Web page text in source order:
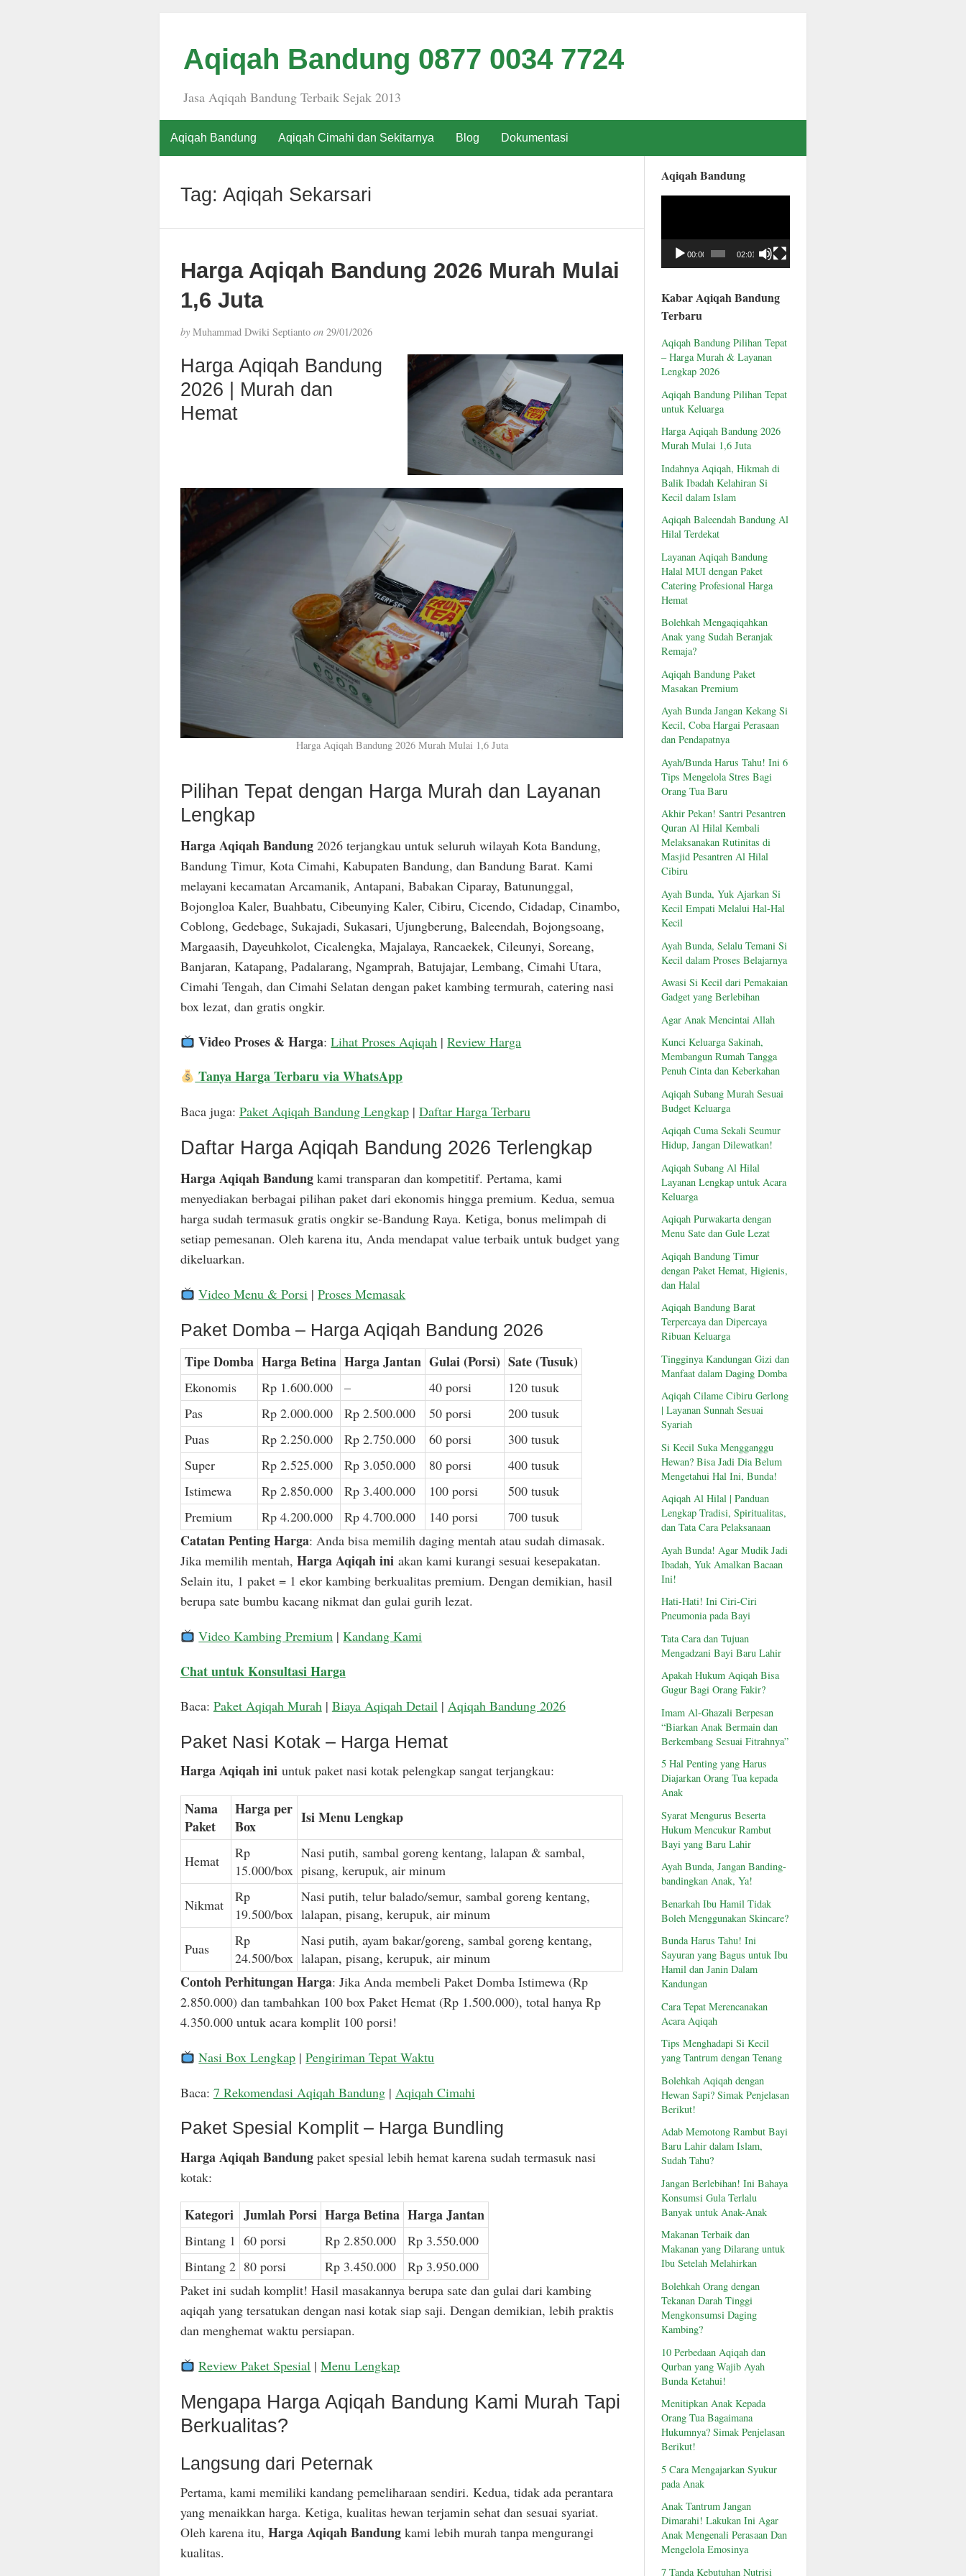
Aqiqah Bandung 0877 0034 7724
Jasa Aqiqah Bandung Terbaik Sejak 2013
Aqiqah Bandung Aqiqah Cimahi dan Sekitarnya Blog Dokumentasi
Tag: Aqiqah Sekarsari
Harga Aqiqah Bandung 2026 Murah Mulai
1,6 Juta
byMuhammad Dwiki Septianto on29/01/2026
Harga Aqiqah Bandung
2026 | Murah dan
Hemat
Harga Aqiqah Bandung 2026 Murah Mulai 1,6 Juta
Pilihan Tepat dengan Harga Murah dan Layanan
Lengkap
Harga Aqiqah Bandung2026 terjangkau untuk seluruh wilayah Kota Bandung,
Bandung Timur, Kota Cimahi, Kabupaten Bandung, dan Bandung Barat. Kami
melayani kecamatan Arcamanik, Antapani, Babakan Ciparay, Batununggal,
Bojongloa Kaler, Buahbatu, Cibeunying Kaler, Cibiru, Cicendo, Cidadap, Cinambo,
Coblong, Gedebage, Sukajadi, Sukasari, Ujungberung, Baleendah, Bojongsoang,
Margaasih, Dayeuhkolot, Cicalengka, Majalaya, Rancaekek, Cileunyi, Soreang,
Banjaran, Katapang, Padalarang, Ngamprah, Batujajar, Lembang, Cimahi Utara,
Cimahi Tengah, dan Cimahi Selatan dengan paket kambing termurah, catering nasi
box lezat, dan gratis ongkir.
Video Proses & Harga:Lihat Proses Aqiqah |Review Harga
Tanya Harga Terbaru via WhatsApp
Baca juga: Paket Aqiqah Bandung Lengkap| Daftar Harga Terbaru
Daftar Harga Aqiqah Bandung 2026 Terlengkap
Harga Aqiqah Bandungkami transparan dan kompetitif. Pertama, kami
menyediakan berbagai pilihan paket dari ekonomis hingga premium. Kedua, semua
harga sudah termasuk gratis ongkir se-Bandung Raya. Ketiga, bonus melimpah di
setiap pemesanan. Oleh karena itu, Anda mendapat value terbaik untuk budget yang
dikeluarkan.
Video Menu & Porsi |Proses Memasak
Paket Domba – Harga Aqiqah Bandung 2026
Tipe Domba Harga Betina Harga Jantan Gulai (Porsi) Sate (Tusuk)
Ekonomis Rp 1.600.000 – 40 porsi
120 tusuk
Pas
Rp 2.000.000 Rp 2.500.000 50 porsi
200 tusuk
Puas
Rp 2.250.000 Rp 2.750.000 60 porsi
300 tusuk
Super
Rp 2.525.000 Rp 3.050.000 80 porsi
400 tusuk
Istimewa
Rp 2.850.000 Rp 3.400.000 100 porsi
500 tusuk
Premium
Rp 4.200.000 Rp 4.700.000 140 porsi 700 tusuk
Catatan Penting Harga: Anda bisa memilih daging mentah atau sudah dimasak.
Jika memilih mentah, Harga Aqiqah iniakan kami kurangi sesuai kesepakatan.
Selain itu, 1 paket = 1 ekor kambing berkualitas premium. Dengan demikian, hasil
berupa sate bumbu kacang nikmat dan gulai gurih lezat.
Video Kambing Premium |Kandang Kami
Chat untuk Konsultasi Harga
Baca: Paket Aqiqah Murah| Biaya Aqiqah Detail| Aqiqah Bandung 2026
Paket Nasi Kotak – Harga Hemat
Harga Aqiqah iniuntuk paket nasi kotak pelengkap sangat terjangkau:
Nama
Paket
Harga per
Box
Isi Menu Lengkap
Hemat
Rp
15.000/box
Nasi putih, sambal goreng kentang, lalapan & sambal,
pisang, kerupuk, air minum
Nikmat
Rp
19.500/box
Nasi putih, telur balado/semur, sambal goreng kentang,
lalapan, pisang, kerupuk, air minum
Puas
Rp
24.500/box
Nasi putih, ayam bakar/goreng, sambal goreng kentang,
lalapan, pisang, kerupuk, air minum
Contoh Perhitungan Harga: Jika Anda membeli Paket Domba Istimewa (Rp
2.850.000) dan tambahkan 100 box Paket Hemat (Rp 1.500.000), total hanya Rp
4.350.000 untuk acara komplit 100 porsi!
Nasi Box Lengkap |Pengiriman Tepat Waktu
Baca: 7 Rekomendasi Aqiqah Bandung| Aqiqah Cimahi
Paket Spesial Komplit – Harga Bundling
Harga Aqiqah Bandungpaket spesial lebih hemat karena sudah termasuk nasi
kotak:
Kategori Jumlah Porsi Harga Betina Harga Jantan
Bintang 1 60 porsi Rp 2.850.000
Rp 3.550.000
Bintang 2 80 porsi Rp 3.450.000
Rp 3.950.000
Paket ini sudah komplit! Hasil masakannya berupa sate dan gulai dari kambing
aqiqah yang tersatukan dengan nasi kotak siap saji. Dengan demikian, lebih praktis
dan menghemat waktu persiapan.
Review Paket Spesial |Menu Lengkap
Mengapa Harga Aqiqah Bandung Kami Murah Tapi
Berkualitas?
Langsung dari Peternak
Pertama, kami memiliki kandang pemeliharaan sendiri. Kedua, tidak ada perantara
yang menaikkan harga. Ketiga, kualitas hewan terjamin sehat dan sesuai syariat.
Oleh karena itu, Harga Aqiqah Bandungkami lebih murah tanpa mengurangi
kualitas.
Aqiqah Bandung
00:00 02:01
Kabar Aqiqah Bandung
Terbaru
Aqiqah Bandung Pilihan Tepat
– Harga Murah & Layanan
Lengkap 2026
Aqiqah Bandung Pilihan Tepat
untuk Keluarga
Harga Aqiqah Bandung 2026
Murah Mulai 1,6 Juta
Indahnya Aqiqah, Hikmah di
Balik Ibadah Kelahiran Si
Kecil dalam Islam
Aqiqah Baleendah Bandung Al
Hilal Terdekat
Layanan Aqiqah Bandung
Halal MUI dengan Paket
Catering Profesional Harga
Hemat
Bolehkah Mengaqiqahkan
Anak yang Sudah Beranjak
Remaja?
Aqiqah Bandung Paket
Masakan Premium
Ayah Bunda Jangan Kekang Si
Kecil, Coba Hargai Perasaan
dan Pendapatnya
Ayah/Bunda Harus Tahu! Ini 6
Tips Mengelola Stres Bagi
Orang Tua Baru
Akhir Pekan! Santri Pesantren
Quran Al Hilal Kembali
Melaksanakan Rutinitas di
Masjid Pesantren Al Hilal
Cibiru
Ayah Bunda, Yuk Ajarkan Si
Kecil Empati Melalui Hal-Hal
Kecil
Ayah Bunda, Selalu Temani Si
Kecil dalam Proses Belajarnya
Awasi Si Kecil dari Pemakaian
Gadget yang Berlebihan
Agar Anak Mencintai Allah
Kunci Keluarga Sakinah,
Membangun Rumah Tangga
Penuh Cinta dan Keberkahan
Aqiqah Subang Murah Sesuai
Budget Keluarga
Aqiqah Cuma Sekali Seumur
Hidup, Jangan Dilewatkan!
Aqiqah Subang Al Hilal
Layanan Lengkap untuk Acara
Keluarga
Aqiqah Purwakarta dengan
Menu Sate dan Gule Lezat
Aqiqah Bandung Timur
dengan Paket Hemat, Higienis,
dan Halal
Aqiqah Bandung Barat
Terpercaya dan Dipercaya
Ribuan Keluarga
Tingginya Kandungan Gizi dan
Manfaat dalam Daging Domba
Aqiqah Cilame Cibiru Gerlong
| Layanan Sunnah Sesuai
Syariah
Si Kecil Suka Mengganggu
Hewan? Bisa Jadi Dia Belum
Mengetahui Hal Ini, Bunda!
Aqiqah Al Hilal | Panduan
Lengkap Tradisi, Spiritualitas,
dan Tata Cara Pelaksanaan
Ayah Bunda! Agar Mudik Jadi
Ibadah, Yuk Amalkan Bacaan
Ini!
Hati-Hati! Ini Ciri-Ciri
Pneumonia pada Bayi
Tata Cara dan Tujuan
Mengadzani Bayi Baru Lahir
Apakah Hukum Aqiqah Bisa
Gugur Bagi Orang Fakir?
Imam Al-Ghazali Berpesan
“Biarkan Anak Bermain dan
Berkembang Sesuai Fitrahnya”
5 Hal Penting yang Harus
Diajarkan Orang Tua kepada
Anak
Syarat Mengurus Beserta
Hukum Mencukur Rambut
Bayi yang Baru Lahir
Ayah Bunda, Jangan Banding-
bandingkan Anak, Ya!
Benarkah Ibu Hamil Tidak
Boleh Menggunakan Skincare?
Bunda Harus Tahu! Ini
Sayuran yang Bagus untuk Ibu
Hamil dan Janin Dalam
Kandungan
Cara Tepat Merencanakan
Acara Aqiqah
Tips Menghadapi Si Kecil
yang Tantrum dengan Tenang
Bolehkah Aqiqah dengan
Hewan Sapi? Simak Penjelasan
Berikut!
Adab Memotong Rambut Bayi
Baru Lahir dalam Islam,
Sudah Tahu?
Jangan Berlebihan! Ini Bahaya
Konsumsi Gula Terlalu
Banyak untuk Anak-Anak
Makanan Terbaik dan
Makanan yang Dilarang untuk
Ibu Setelah Melahirkan
Bolehkah Orang dengan
Tekanan Darah Tinggi
Mengkonsumsi Daging
Kambing?
10 Perbedaan Aqiqah dan
Qurban yang Wajib Ayah
Bunda Ketahui!
Menitipkan Anak Kepada
Orang Tua Bagaimana
Hukumnya? Simak Penjelasan
Berikut!
5 Cara Mengajarkan Syukur
pada Anak
Anak Tantrum Jangan
Dimarahi! Lakukan Ini Agar
Anak Mengenali Perasaan Dan
Mengelola Emosinya
7 Tanda Kebutuhan Nutrisi